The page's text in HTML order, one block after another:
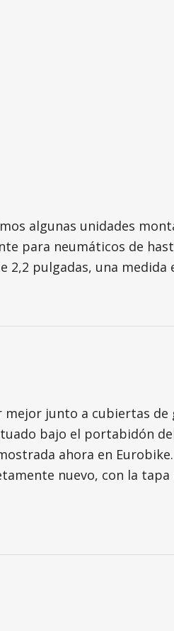
algunas unidades
para neumáticos de
pulgadas, una medida
junto a cubiertas de
bajo el portabidón
ahora en Eurobike.
nuevo, con la